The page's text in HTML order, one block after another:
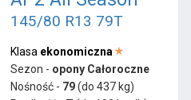
145/80 R13 79T
Klasa ekonomiczna
Sezon - opony Całoroczne
Nośność - 79(do 437 kg)